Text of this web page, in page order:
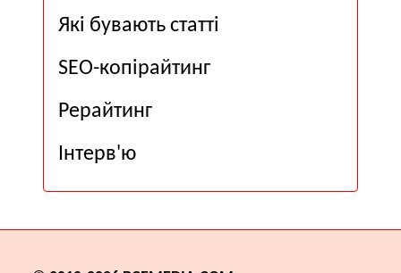
Які бувають статті
SEO-копірайтинг
Рерайтинг
Інтерв'ю